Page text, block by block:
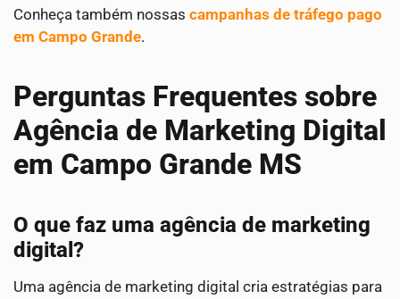
Conheça também nossas campanhas de tráfego pago
em Campo Grande.
Perguntas Frequentes sobre
Agência de Marketing Digital
em Campo Grande MS
O que faz uma agência de marketing
digital?
Uma agência de marketing digital cria estratégias para